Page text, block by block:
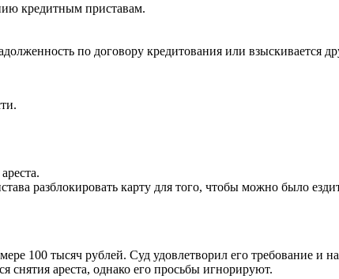
кредитным приставам.
по договору кредитования или взыскивается
разблокировать карту для того, чтобы можно было
100 тысяч рублей. Суд удовлетворил его требование и
снятия ареста, однако его просьбы игнорируют.